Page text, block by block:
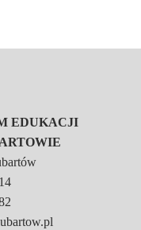
EDUKACJI